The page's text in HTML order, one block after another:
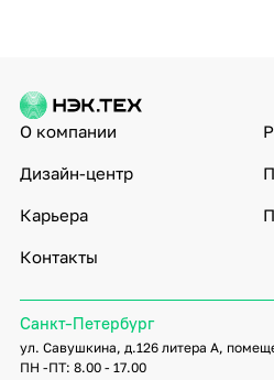
О компании
Дизайн-центр
Карьера
Контакты
Санкт-Петербург
ул. Савушкина, д.126 литера А,
ПН -ПТ: 8.00 - 17.00